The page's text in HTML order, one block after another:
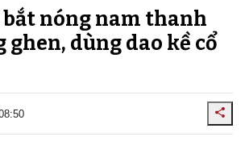
nóng nam thanh
ghen, dùng dao kề cổ